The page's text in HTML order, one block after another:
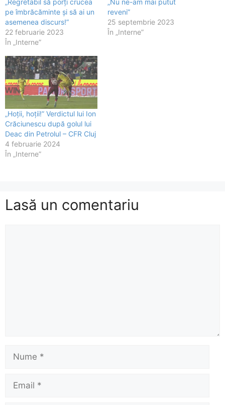
„Regretabil să porți crucea
pe îmbrăcăminte și să ai un
asemenea discurs!”
22 februarie 2023
În „Interne”
„Nu ne-am mai putut
reveni”
25 septembrie 2023
În „Interne”
„Hoții, hoții!” Verdictul lui Ion
Crăciunescu după golul lui
Deac din Petrolul – CFR Cluj
4 februarie 2024
În „Interne”
Lasă un comentariu
Nume
Email